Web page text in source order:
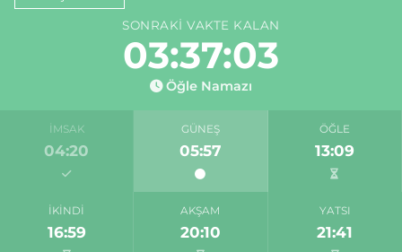
SONRAKI VAKTE KALAN
03:37:03
Öğle Namazı
İMSAK
04:20
GÜNEŞ
05:57
ÖĞLE
13:09
İKINDI
16:59
AKŞAM
20:10
YATSI
21:41